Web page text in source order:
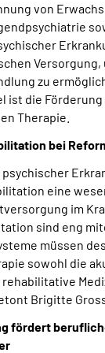
von
Versorgung,
zu
ist die
Therapie.
bei
eine
im
sind eng
müssen
sowohl die
rehabilitative
Brigitte
fördert